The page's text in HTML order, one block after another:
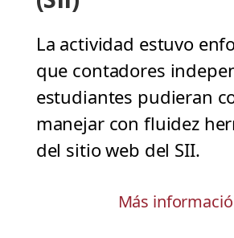
La actividad estuvo
que contadores
estudiantes pudieran
manejar con fluidez
del sitio web del SII.
Más